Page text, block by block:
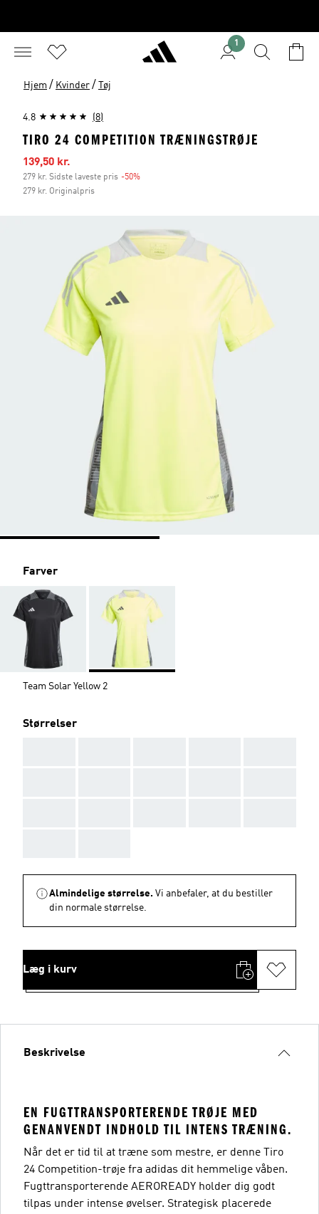
1
Hjem / Kvinder / Tøj
4.8 (8)
TIRO 24 COMPETITION TRÆNINGSTRØJE
Udsalgspris
139,50 kr.
279 kr. Sidste laveste pris -50%
279 kr. Originalpris
Farver
Team Solar Yellow 2
Størrelser
Almindelige størrelse. Vi anbefaler, at du bestiller
din normale størrelse.
Læg i kurv
Beskrivelse
EN FUGTTRANSPORTERENDE TRØJE MED
GENANVENDT INDHOLD TIL INTENS TRÆNING.
Når det er tid til at træne som mestre, er denne Tiro
24 Competition-trøje fra adidas dit hemmelige våben.
Fugttransporterende AEROREADY holder dig godt
tilpas under intense øvelser. Strategisk placerede